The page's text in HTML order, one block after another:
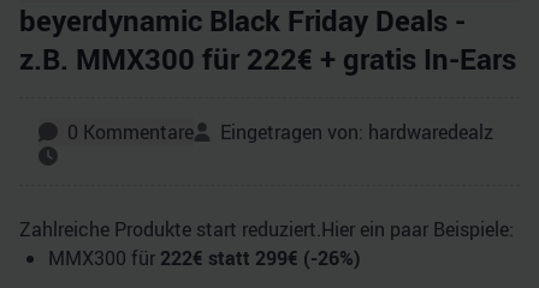
beyerdynamic Black Friday Deals -
z.B. MMX300 für 222€ + gratis In-Ears
0 Kommentare Eingetragen von: hardwaredealz
Zahlreiche Produkte start reduziert.Hier ein paar Beispiele:
MMX300 für 222€ statt 299€ (-26%)